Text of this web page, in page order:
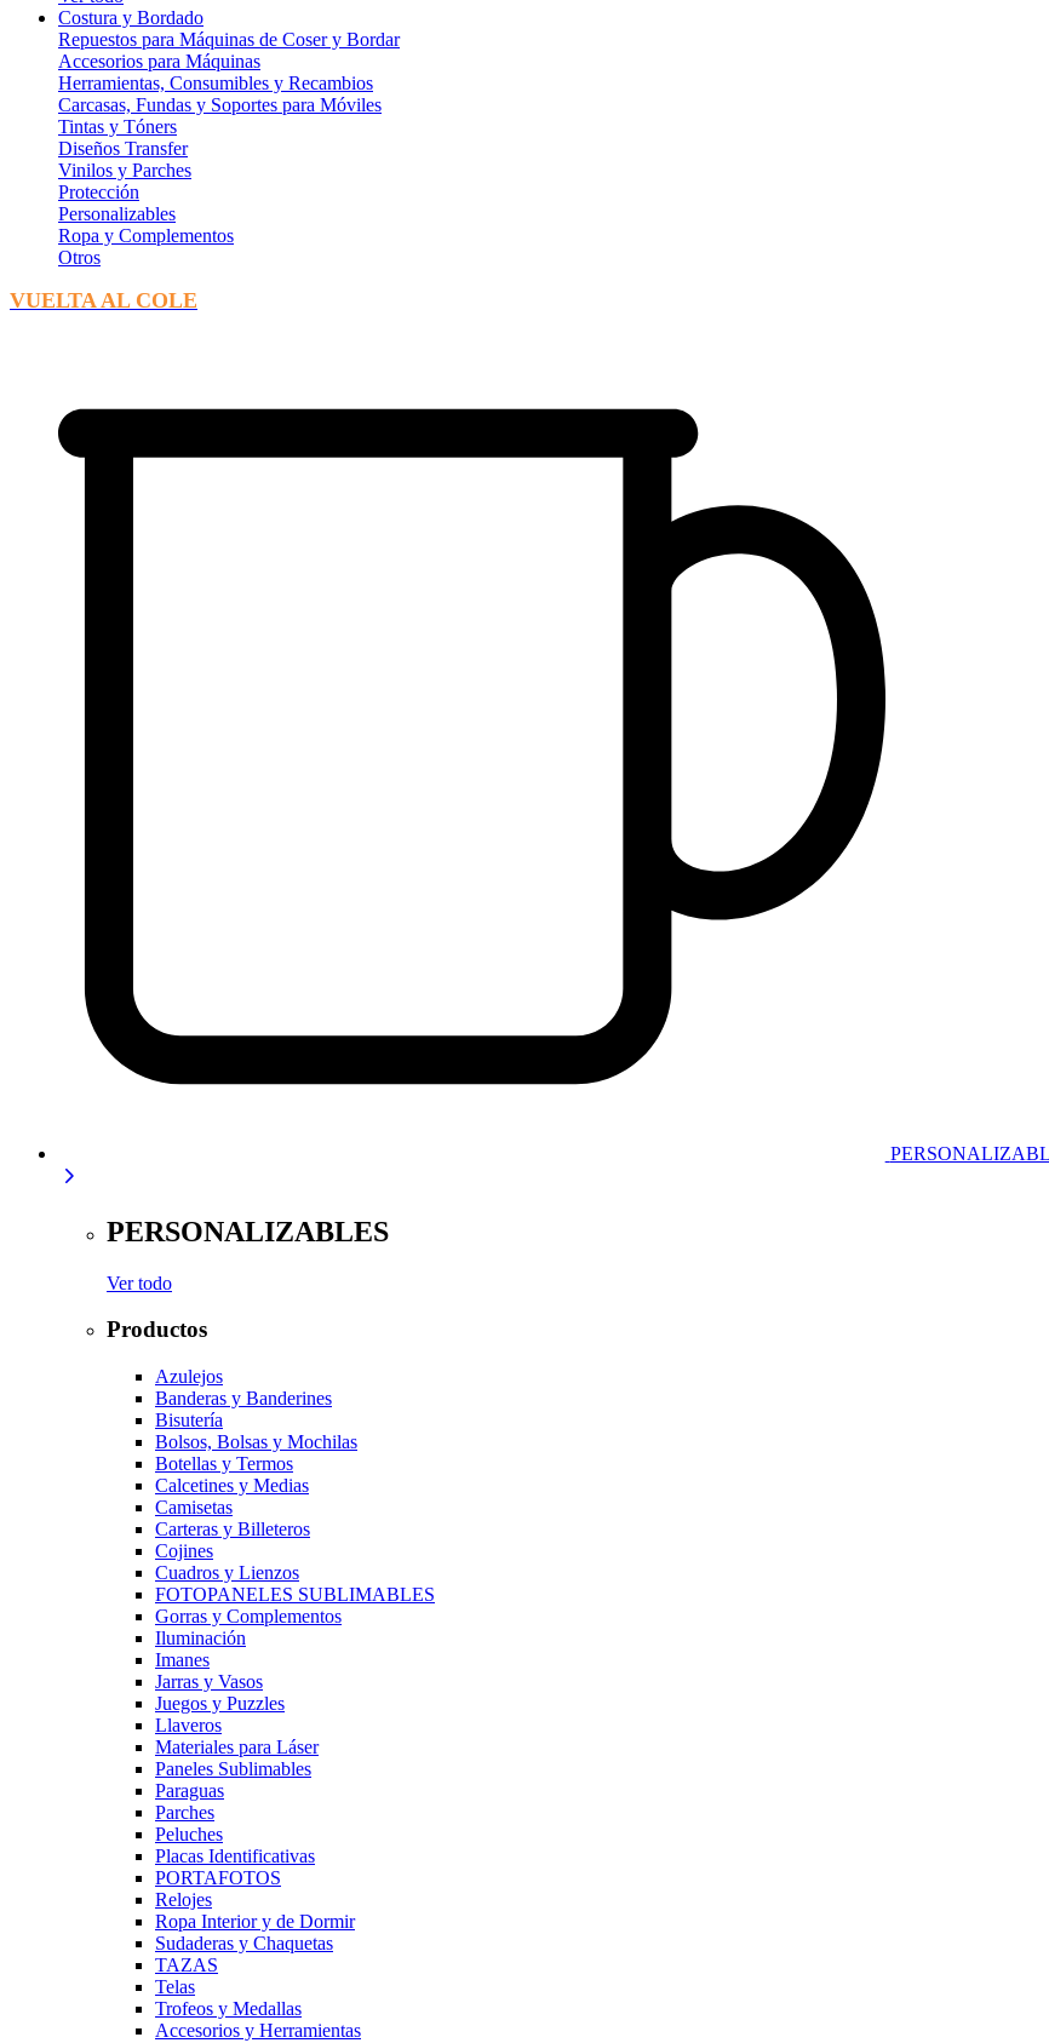
Costura y Bordado
Repuestos para Máquinas de Coser y Bordar
Accesorios para Máquinas
Herramientas, Consumibles y Recambios
Carcasas, Fundas y Soportes para Móviles
Tintas y Tóners
Diseños Transfer
Vinilos y Parches
Protección
Personalizables
Ropa y Complementos
Otros
VUELTA AL COLE
PERSONALIZABLES
Ver todo
Productos
Azulejos
Banderas y Banderines
Bisutería
Bolsos, Bolsas y Mochilas
Botellas y Termos
Calcetines y Medias
Camisetas
Carteras y Billeteros
Cojines
Cuadros y Lienzos
FOTOPANELES SUBLIMABLES
Gorras y Complementos
Iluminación
Imanes
Jarras y Vasos
Juegos y Puzzles
Llaveros
Materiales para Láser
Paneles Sublimables
Paraguas
Parches
Peluches
Placas Identificativas
PORTAFOTOS
Relojes
Ropa Interior y de Dormir
Sudaderas y Chaquetas
TAZAS
Telas
Trofeos y Medallas
Accesorios y Herramientas